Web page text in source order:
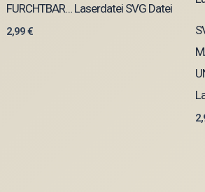
FURCHTBAR… Laserdatei SVG Datei
2,99€